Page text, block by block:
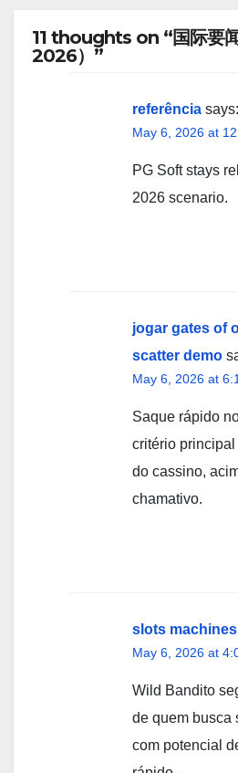
11 thoughts on “国际要
2026）”
referência says:
May 6, 2026 at
PG Soft stays
2026 scenario.
jogar gates of
scatter demo
May 6, 2026 at
Saque rápido
critério
do cassino,
chamativo.
slots
May 6, 2026 at
Wild Bandito
de quem busca
com potencial